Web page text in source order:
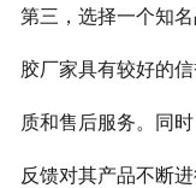
第三，选择一个知
胶厂家具有较好的
质和售后服务。同
反馈对其产品不断